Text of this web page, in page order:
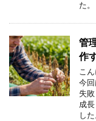
た
管
作
こ
今回
失
成
し